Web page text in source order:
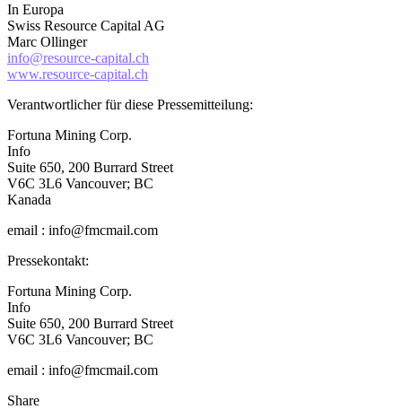
In Europa
Swiss Resource Capital AG
Marc Ollinger
info@resource-capital.ch
www.resource-capital.ch
Verantwortlicher für diese Pressemitteilung:
Fortuna Mining Corp.
Info
Suite 650, 200 Burrard Street
V6C 3L6 Vancouver; BC
Kanada
email : info@fmcmail.com
Pressekontakt:
Fortuna Mining Corp.
Info
Suite 650, 200 Burrard Street
V6C 3L6 Vancouver; BC
email : info@fmcmail.com
Share